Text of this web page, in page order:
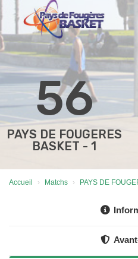
56
PAYS DE FOUGERES
BASKET - 1
Accueil Matchs PAYS DE